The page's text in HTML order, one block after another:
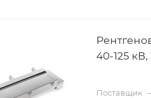
40-125 кВ,
Поставщик